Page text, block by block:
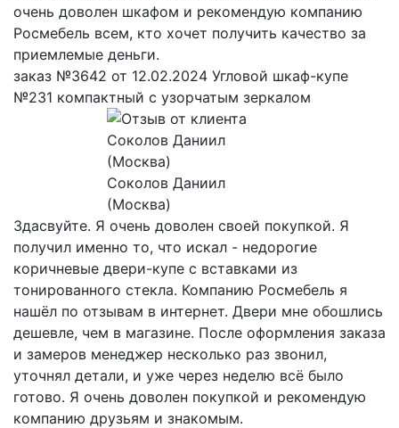
очень доволен шкафом и рекомендую компанию
Росмебель всем, кто хочет получить качество за
приемлемые деньги.
заказ №3642 от 12.02.2024 Угловой шкаф-купе
№231 компактный с узорчатым зеркалом
Соколов Даниил
(Москва)
Здасвуйте. Я очень доволен своей покупкой. Я
получил именно то, что искал - недорогие
коричневые двери-купе с вставками из
тонированного стекла. Компанию Росмебель я
нашёл по отзывам в интернет. Двери мне обошлись
дешевле, чем в магазине. После оформления заказа
и замеров менеджер несколько раз звонил,
уточнял детали, и уже через неделю всё было
готово. Я очень доволен покупкой и рекомендую
компанию друзьям и знакомым.